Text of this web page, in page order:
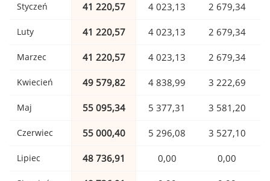
Styczeń 41 220,57 4 023,13 2 679,34
Luty 41 220,57 4 023,13 2 679,34
Marzec 41 220,57 4 023,13 2 679,34
Kwiecień 49 579,82 4 838,99 3 222,69
Maj 55 095,34 5 377,31 3 581,20
Czerwiec 55 000,40 5 296,08 3 527,10
Lipiec 48 736,91 0,00 0,00